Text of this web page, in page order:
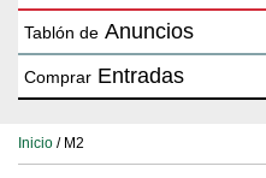
Tablón de Anuncios
Comprar Entradas
Inicio / M2